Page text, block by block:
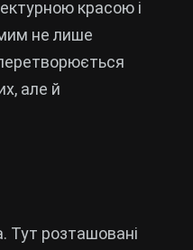
красою і
не лише
але й
Тут розташовані